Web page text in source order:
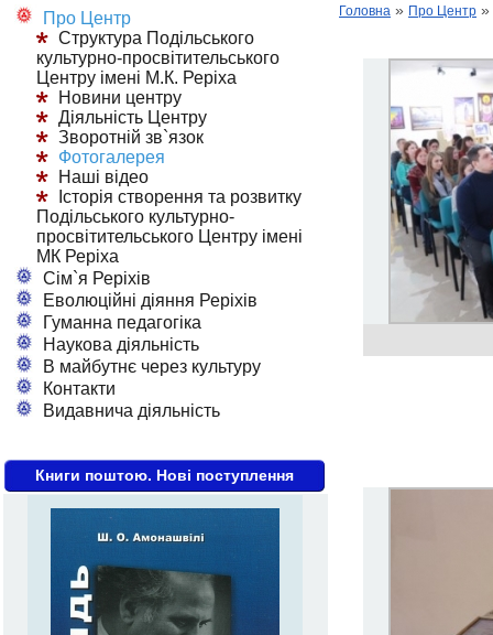
Про Центр
Структура Подільського
культурно-просвітительського
Центру імені М.К. Реріха
Новини центру
Діяльність Центру
Зворотній зв`язок
Фотогалерея
Наші відео
Історія створення та розвитку
Подільського культурно-
просвітительського Центру імені
МК Реріха
Сім`я Реріхів
Еволюційні діяння Реріхів
Гуманна педагогіка
Наукова діяльність
В майбутнє через культуру
Контакти
Видавнича діяльність
Книги поштою. Нові поступлення
Головна » Про Центр »